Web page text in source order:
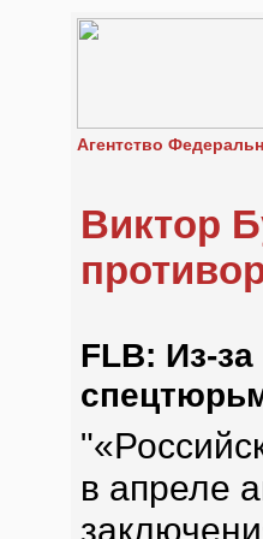
Агентство
Виктор
FLB: Из-
в апреле